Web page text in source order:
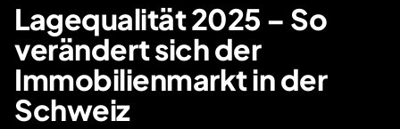
Lagequalität 2025 – So
verändert sich der
Immobilienmarkt in der
Schweiz